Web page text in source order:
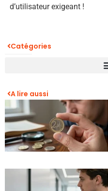
d’utilisateur exigeant !
Catégories
A lire aussi